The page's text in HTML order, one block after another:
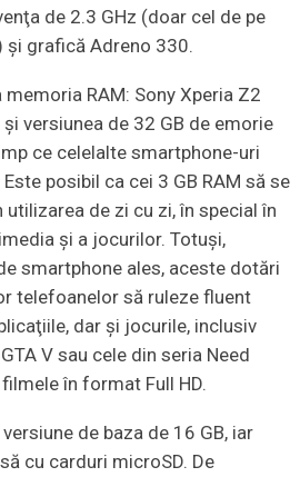
de 2.3 GHz (doar cel de pe
şi grafică Adreno 330.
RAM: Sony Xperia Z2
şi versiunea de 32 GB de emorie
ce celelalte smartphone-uri
posibil ca cei 3 GB RAM să se
de zi cu zi, în special în
şi a jocurilor. Totuşi,
smartphone ales, aceste dotări
telefoanelor să ruleze fluent
dar şi jocurile, inclusiv
V sau cele din seria Need
în format Full HD.
de baza de 16 GB, iar
cu carduri microSD. De